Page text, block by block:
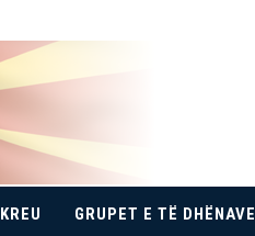
KREU GRUPET E TË DHËNAVE